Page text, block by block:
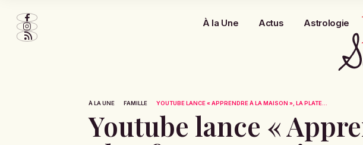
À la Une Actus Astrologie
À LA UNE FAMILLE YOUTUBE LANCE « APPRENDRE À LA MAISON », LA PLATE...
Youtube lance «